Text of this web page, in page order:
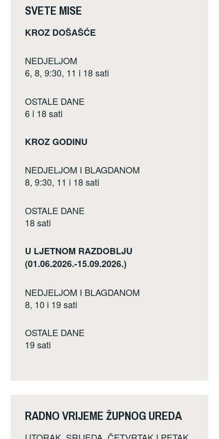
k
SVETE MISE
KROZ DOŠAŠĆE
NEDJELJOM
6, 8, 9:30, 11 i 18 sati
OSTALE DANE
6 i 18 sati
KROZ GODINU
NEDJELJOM I BLAGDANOM
8, 9:30, 11 i 18 sati
OSTALE DANE
18 sati
U LJETNOM RAZDOBLJU
(01.06.2026.-15.09.2026.)
NEDJELJOM I BLAGDANOM
8, 10 i 19 sati
OSTALE DANE
19 sati
RADNO VRIJEME ŽUPNOG UREDA